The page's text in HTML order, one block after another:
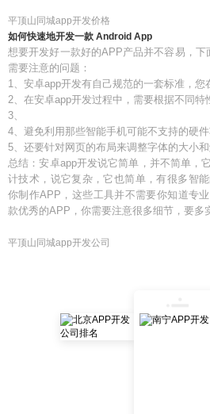
平顶山同城app开发价格
如何快速地开发一款 Android App
想要开发好一款好的APP产品并不容易，下
需要注意的问题：
1、安卓app开发有自己规范的一套标准，您
2、在安卓app开发过程中，需要根据不同特
3、
4、避免利用那些智能手机可能不支持的硬件
5、还要针对网页的布局来调整字体的大小和
总结：安卓app开发说它简单，并不简单，
计技术，说它复杂，它也简单，有很多智
你制作APP，这些工具并不需要你知道专
款优秀的APP，你需要注意很多细节，要多
平顶山同城app开发公司